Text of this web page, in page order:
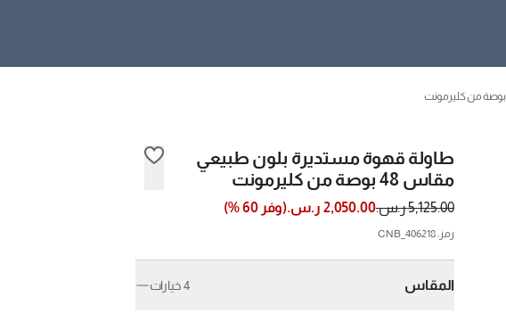
طاولة قهوة مستديرة بلون طبيعي
مقاس 48 بوصة من كليرمونت
5,125.00 ر.س. 2,050.00 ر.س. (وفر 60
%)
رمز:
406218_CNB
المقاس 4 خيارات